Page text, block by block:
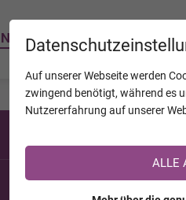
Sie sind noch nicht
Auf unserer Webseite werden
zwingend benötigt, während es
Nutzererfahrung auf unserer
ALLE
KALENDER